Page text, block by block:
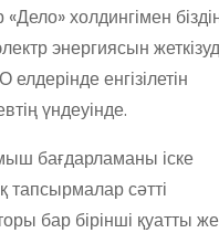
холдингімен
энергиясын
енгізілетін
үндеуінде.
бағдарламаны іске
сәтті
бар бірінші қуатты